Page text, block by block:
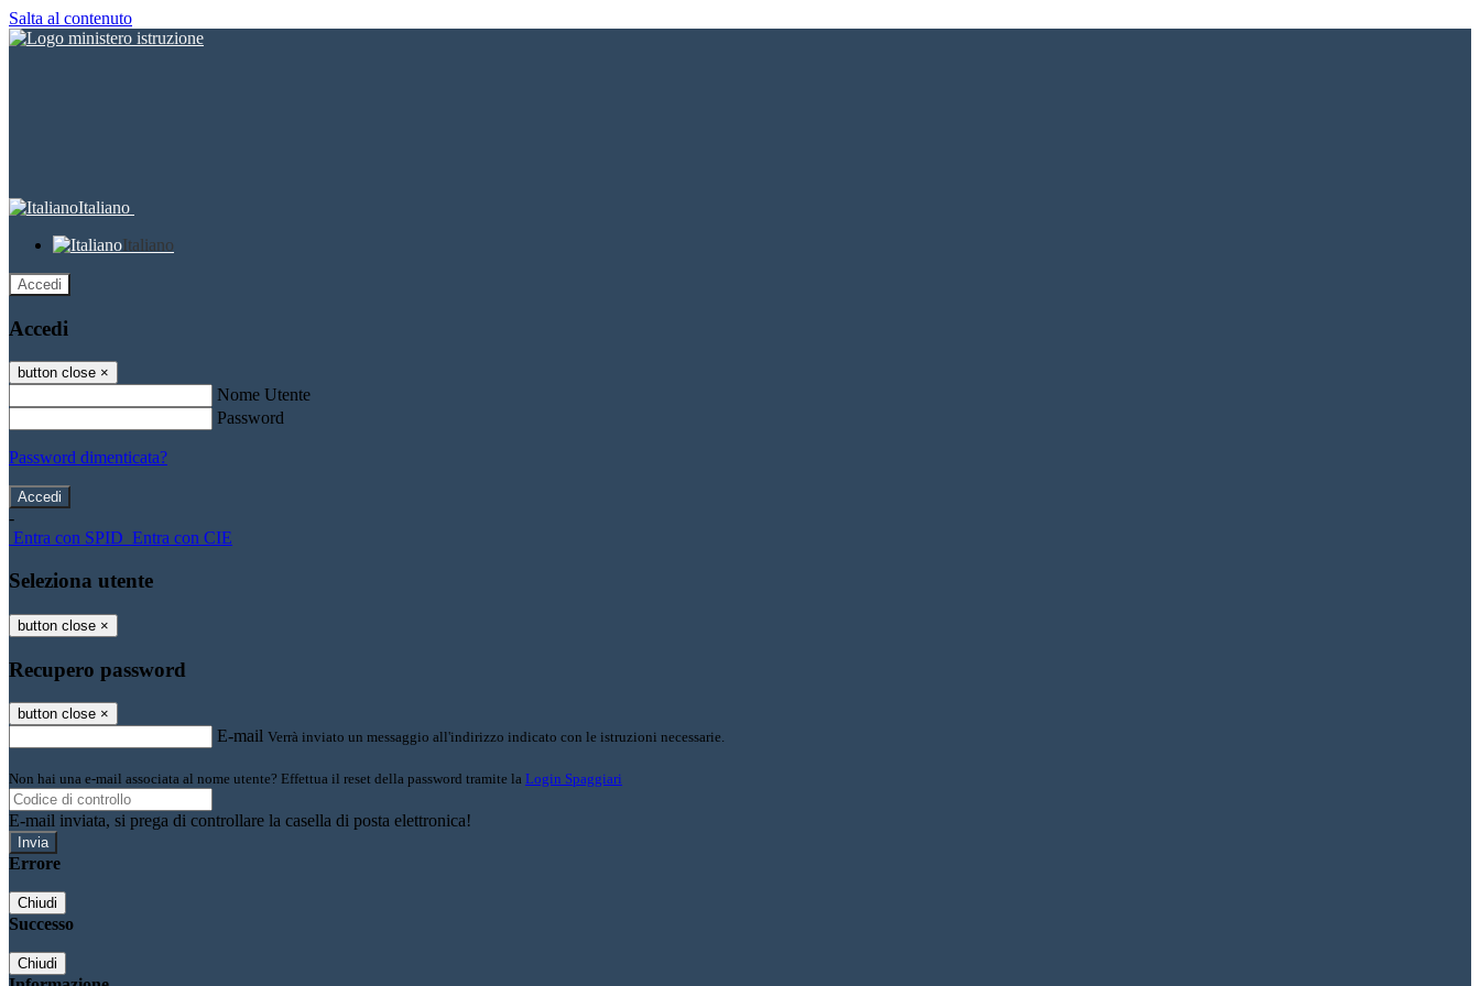
Salta al contenuto
Italiano
Italiano
Accedi
Accedi
button close ×
Nome Utente
Password
Password dimenticata?
-
Entra con SPID Entra con CIE
Seleziona utente
button close ×
Recupero password
button close ×
E-mail Verrà inviato un messaggio all'indirizzo indicato con le istruzioni necessarie.
Non hai una e-mail associata al nome utente? Effettua il reset della password tramite la Login Spaggiari
E-mail inviata, si prega di controllare la casella di posta elettronica!
Errore
Chiudi
Successo
Chiudi